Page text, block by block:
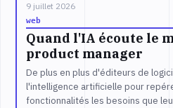
9 juillet 2026
web
Quand l'IA écoute le
product manager
De plus en plus d'éditeurs de
l'intelligence artificielle pour
fonctionnalités les besoins que